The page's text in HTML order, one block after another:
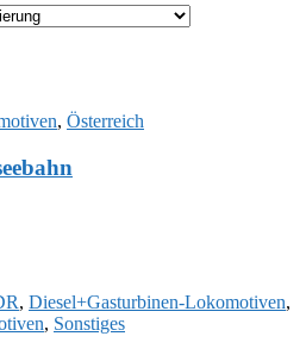
, Österreich
, Diesel+Gasturbinen-Lokomotiven,
, Sonstiges